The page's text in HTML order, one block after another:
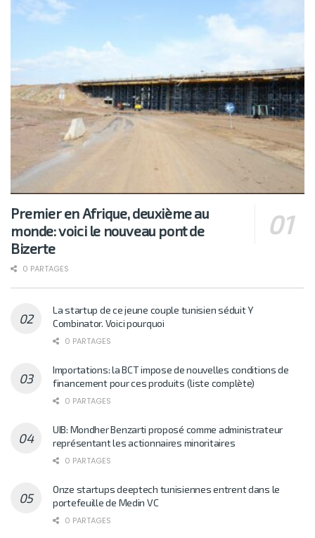
Premier en Afrique, deuxième au
monde: voici le nouveau pont de
Bizerte
0 PARTAGES
La startup de ce jeune couple tunisien séduit Y
Combinator. Voici pourquoi
0 PARTAGES
Importations: la BCT impose de nouvelles conditions de
financement pour ces produits (liste complète)
0 PARTAGES
UIB: Mondher Benzarti proposé comme administrateur
représentant les actionnaires minoritaires
0 PARTAGES
Onze startups deeptech tunisiennes entrent dans le
portefeuille de Medin VC
0 PARTAGES